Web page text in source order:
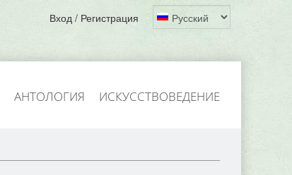
Вход / Регистрация
АНТОЛОГИЯ ИСКУССТВОВЕДЕНИЕ